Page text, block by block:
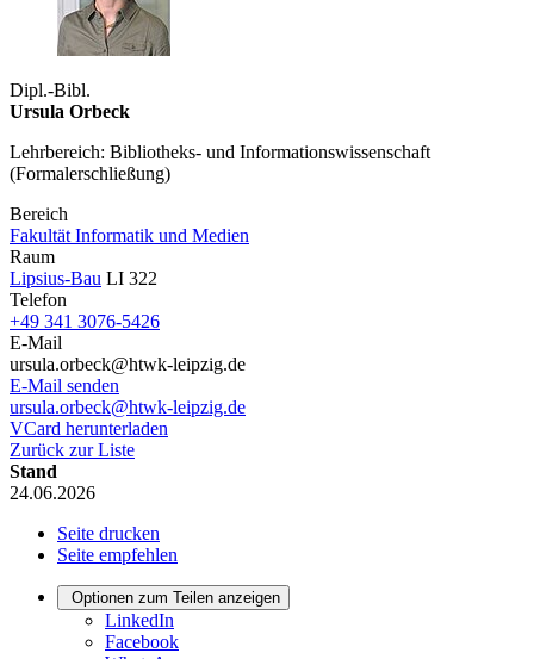
Dipl.-Bibl.
Ursula Orbeck
Lehrbereich: Bibliotheks- und Informationswissenschaft
(Formalerschließung)
Bereich
Fakultät Informatik und Medien
Raum
Lipsius-Bau LI 322
Telefon
+49 341 3076-5426
E-Mail
ursula.orbeck@htwk-leipzig.de
E-Mail senden
ursula.orbeck@htwk-leipzig.de
VCard herunterladen
Zurück zur Liste
Stand
24.06.2026
Seite drucken
Seite empfehlen
Optionen zum Teilen anzeigen
LinkedIn
Facebook